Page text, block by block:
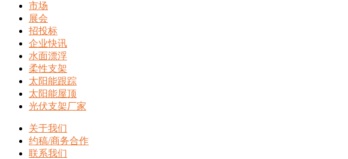
市场
展会
招投标
企业快讯
水面漂浮
柔性支架
太阳能跟踪
太阳能屋顶
光伏支架厂家
关于我们
约稿/商务合作
联系我们